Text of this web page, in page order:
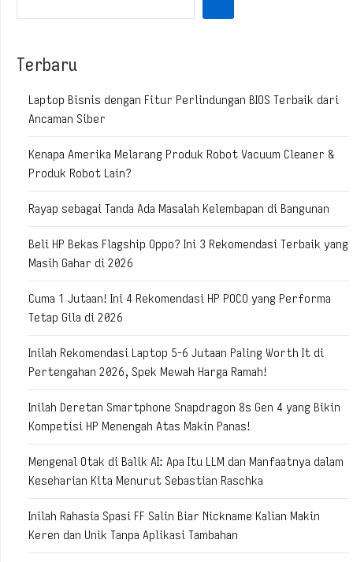
Terbaru
Laptop Bisnis dengan Fitur Perlindungan BIOS Terbaik dari
Ancaman Siber
Kenapa Amerika Melarang Produk Robot Vacuum Cleaner &
Produk Robot Lain?
Rayap sebagai Tanda Ada Masalah Kelembapan di Bangunan
Beli HP Bekas Flagship Oppo? Ini 3 Rekomendasi Terbaik yang
Masih Gahar di 2026
Cuma 1 Jutaan! Ini 4 Rekomendasi HP POCO yang Performa
Tetap Gila di 2026
Inilah Rekomendasi Laptop 5-6 Jutaan Paling Worth It di
Pertengahan 2026, Spek Mewah Harga Ramah!
Inilah Deretan Smartphone Snapdragon 8s Gen 4 yang Bikin
Kompetisi HP Menengah Atas Makin Panas!
Mengenal Otak di Balik AI: Apa Itu LLM dan Manfaatnya dalam
Keseharian Kita Menurut Sebastian Raschka
Inilah Rahasia Spasi FF Salin Biar Nickname Kalian Makin
Keren dan Unik Tanpa Aplikasi Tambahan